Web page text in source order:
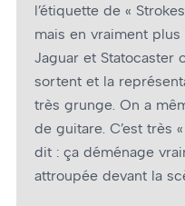
l’étiquette de «
mais en vraiment
Jaguar et Statocaster
sortent et la
très grunge. On a
de guitare. C’est très
dit : ça déménage
attroupée devant la